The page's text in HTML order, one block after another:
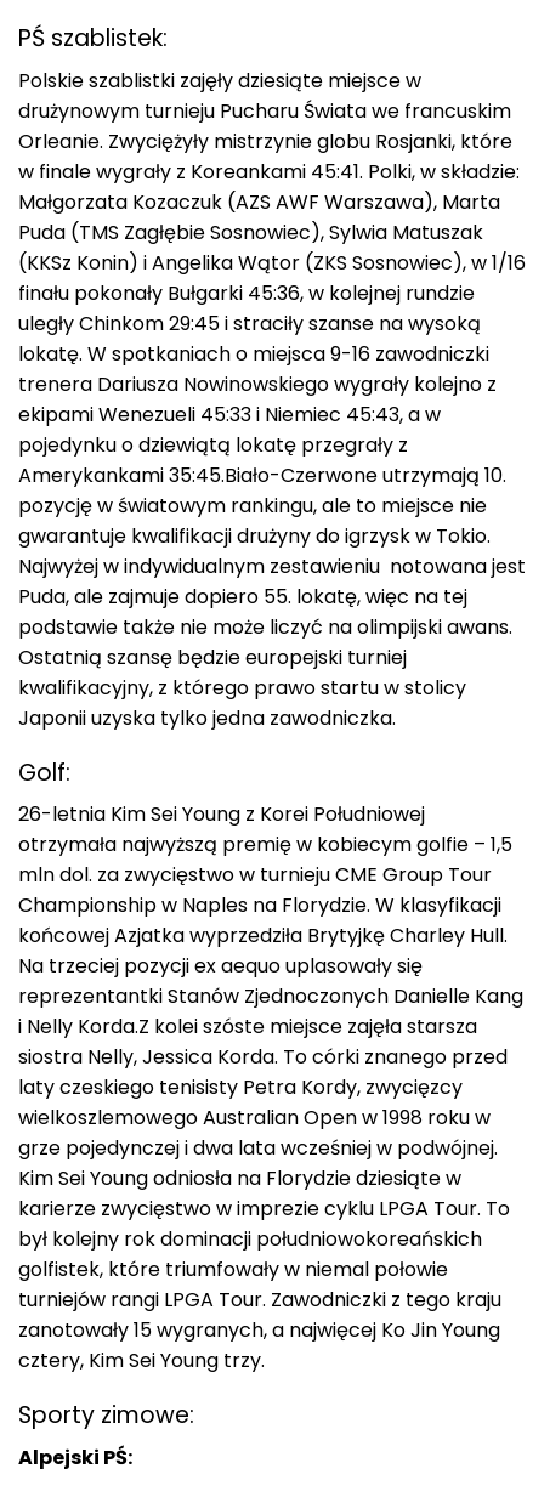
PŚ szablistek:
Polskie szablistki zajęły dziesiąte miejsce w
drużynowym turnieju Pucharu Świata we francuskim
Orleanie. Zwyciężyły mistrzynie globu Rosjanki, które
w finale wygrały z Koreankami 45:41. Polki, w składzie:
Małgorzata Kozaczuk (AZS AWF Warszawa), Marta
Puda (TMS Zagłębie Sosnowiec), Sylwia Matuszak
(KKSz Konin) i Angelika Wątor (ZKS Sosnowiec), w 1/16
finału pokonały Bułgarki 45:36, w kolejnej rundzie
uległy Chinkom 29:45 i straciły szanse na wysoką
lokatę. W spotkaniach o miejsca 9-16 zawodniczki
trenera Dariusza Nowinowskiego wygrały kolejno z
ekipami Wenezueli 45:33 i Niemiec 45:43, a w
pojedynku o dziewiątą lokatę przegrały z
Amerykankami 35:45.Biało-Czerwone utrzymają 10.
pozycję w światowym rankingu, ale to miejsce nie
gwarantuje kwalifikacji drużyny do igrzysk w Tokio.
Najwyżej w indywidualnym zestawieniu notowana jest
Puda, ale zajmuje dopiero 55. lokatę, więc na tej
podstawie także nie może liczyć na olimpijski awans.
Ostatnią szansę będzie europejski turniej
kwalifikacyjny, z którego prawo startu w stolicy
Japonii uzyska tylko jedna zawodniczka.
Golf:
26-letnia Kim Sei Young z Korei Południowej
otrzymała najwyższą premię w kobiecym golfie – 1,5
mln dol. za zwycięstwo w turnieju CME Group Tour
Championship w Naples na Florydzie. W klasyfikacji
końcowej Azjatka wyprzedziła Brytyjkę Charley Hull.
Na trzeciej pozycji ex aequo uplasowały się
reprezentantki Stanów Zjednoczonych Danielle Kang
i Nelly Korda.Z kolei szóste miejsce zajęła starsza
siostra Nelly, Jessica Korda. To córki znanego przed
laty czeskiego tenisisty Petra Kordy, zwycięzcy
wielkoszlemowego Australian Open w 1998 roku w
grze pojedynczej i dwa lata wcześniej w podwójnej.
Kim Sei Young odniosła na Florydzie dziesiąte w
karierze zwycięstwo w imprezie cyklu LPGA Tour. To
był kolejny rok dominacji południowokoreańskich
golfistek, które triumfowały w niemal połowie
turniejów rangi LPGA Tour. Zawodniczki z tego kraju
zanotowały 15 wygranych, a najwięcej Ko Jin Young
cztery, Kim Sei Young trzy.
Sporty zimowe:
Alpejski PŚ: